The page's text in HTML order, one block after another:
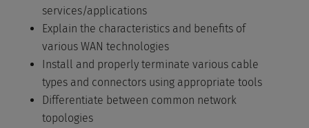
services/applications
Explain the characteristics and benefits of
various WAN technologies
Install and properly terminate various cable
types and connectors using appropriate tools
Differentiate between common network
topologies